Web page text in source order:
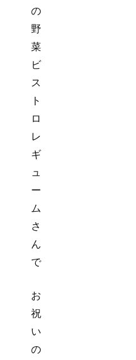
の
野
菜
ビ
ス
ト
ロ
レ
ギ
ュ
ー
ム
さ
ん
で
お
祝
い
の